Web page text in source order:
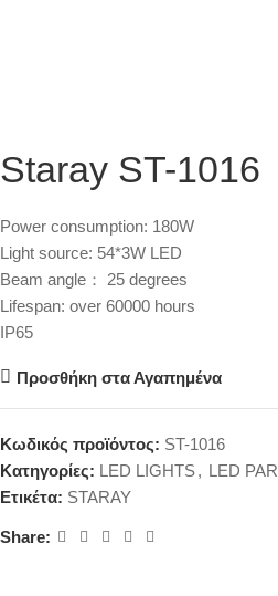
Staray ST-1016
Power consumption: 180W
Light source: 54*3W LED
Beam angle： 25 degrees
Lifespan: over 60000 hours
IP65
Προσθήκη στα Αγαπημένα
Κωδικός προϊόντος: ST-1016
Κατηγορίες: LED LIGHTS, LED PAR
Ετικέτα: STARAY
Share: